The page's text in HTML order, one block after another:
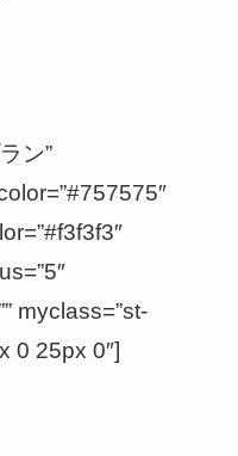
ン”
myclass=”st-
0 25px 0″]